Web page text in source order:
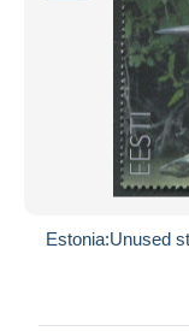
Estonia:Unused